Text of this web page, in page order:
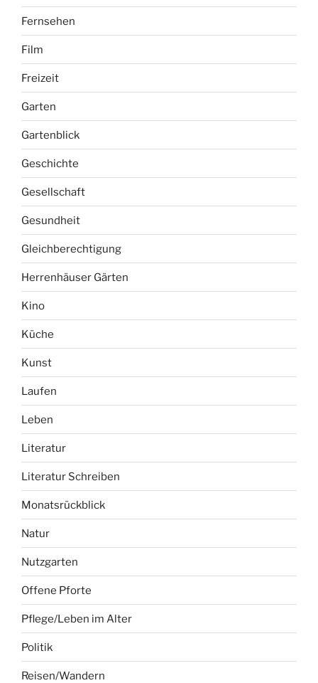
Fernsehen
Film
Freizeit
Garten
Gartenblick
Geschichte
Gesellschaft
Gesundheit
Gleichberechtigung
Herrenhäuser Gärten
Kino
Küche
Kunst
Laufen
Leben
Literatur
Literatur Schreiben
Monatsrückblick
Natur
Nutzgarten
Offene Pforte
Pflege/Leben im Alter
Politik
Reisen/Wandern